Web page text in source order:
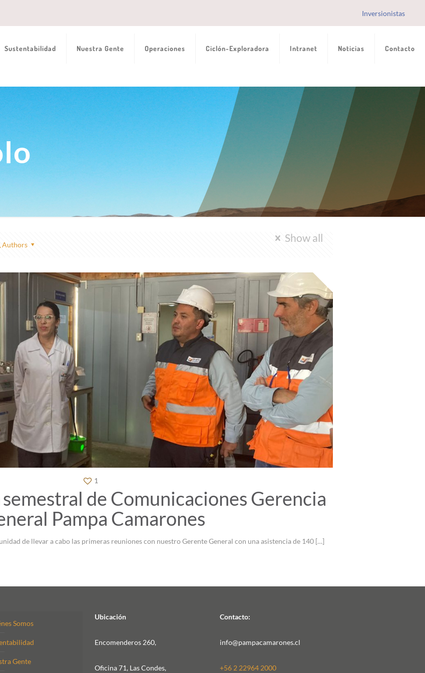
Inversionistas
Sustentabilidad Nuestra Gente Operaciones Ciclón-Exploradora Intranet Noticias Contacto
Authors
Show all
1
de Comunicaciones Gerencia
Pampa Camarones
de llevar a cabo las primeras reuniones con nuestro Gerente General con una asistencia de 140 […]
Somos
Gente
Ubicación
Encomenderos 260,
Oficina 71, Las Condes,
Contacto:
info@pampacamarones.cl
+56 2 22964 2000